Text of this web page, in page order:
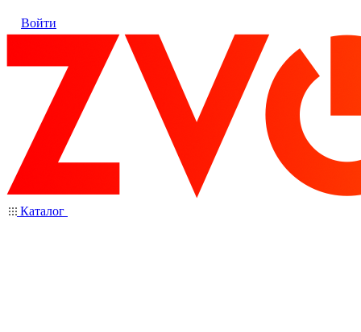
Войти
Каталог